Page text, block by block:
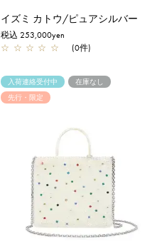
イズミ カトウ/ピュアシルバー
税込 253,000yen
☆ ☆ ☆ ☆ ☆ (0件)
入荷連絡受付中
在庫なし
先行・限定